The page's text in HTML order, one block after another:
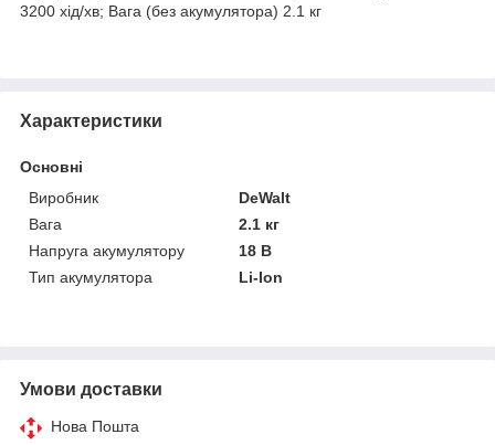
3200 хід/хв; Вага (без акумулятора) 2.1 кг
Характеристики
Основні
Виробник
DeWalt
Вага
2.1 кг
Напруга акумулятору
18 В
Тип акумулятора
Li-Ion
Умови доставки
Нова Пошта